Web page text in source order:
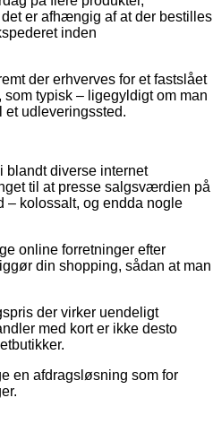
er afhængig af at der bestilles
inden
der erhverves for et fastslået
typisk – ligegyldigt om man
udleveringssted.
blandt diverse internet
til at presse salgsværdien på
– kolossalt, og endda nogle
online forretninger efter
din shopping, sådan at man
der virker uendeligt
med kort er ikke desto
en afdragsløsning som for